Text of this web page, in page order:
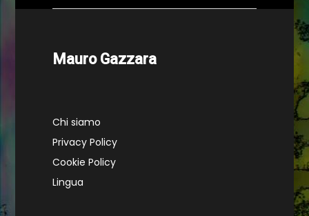
Mauro Gazzara
Chi siamo
Privacy Policy
Cookie Policy
Lingua